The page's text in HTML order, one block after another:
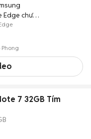
Edge chưa
7 32GB Tím